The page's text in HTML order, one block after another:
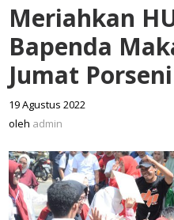
Meriahkan
Bapenda
Jumat Porseni
19 Agustus 2022
oleh admin